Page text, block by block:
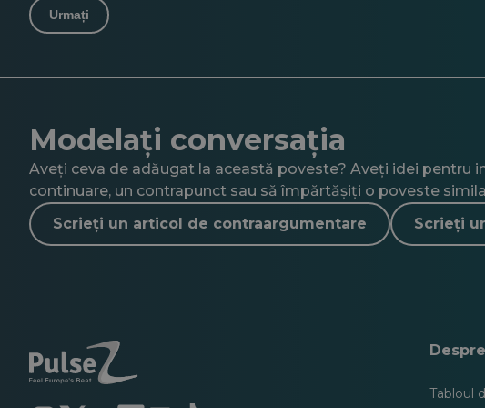
Urmați
Modelați conversația
Aveți ceva de adăugat la această poveste? Aveți idei pentru
continuare, un contrapunct sau să împărtășiți o poveste
Scrieți un articol de contraargumentare
Scrieți
Despre
Tabloul